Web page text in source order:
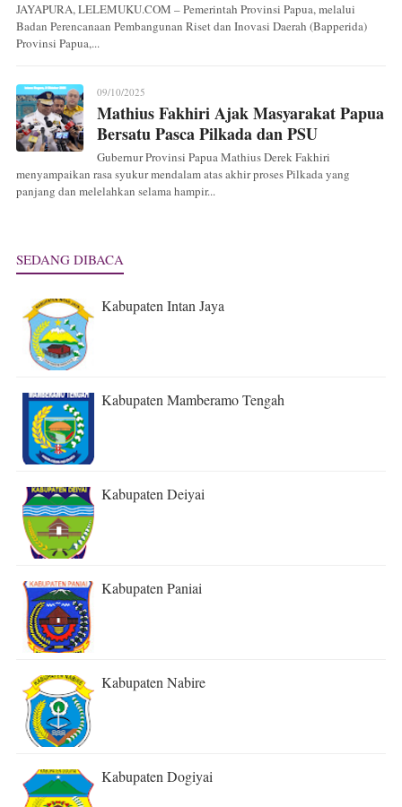
JAYAPURA, LELEMUKU.COM – Pemerintah Provinsi Papua, melalui
Badan Perencanaan Pembangunan Riset dan Inovasi Daerah (Bapperida)
Provinsi Papua,...
09/10/2025
Mathius Fakhiri Ajak Masyarakat Papua
Bersatu Pasca Pilkada dan PSU
Gubernur Provinsi Papua Mathius Derek Fakhiri
menyampaikan rasa syukur mendalam atas akhir proses Pilkada yang
panjang dan melelahkan selama hampir...
SEDANG DIBACA
Kabupaten Intan Jaya
Kabupaten Mamberamo Tengah
Kabupaten Deiyai
Kabupaten Paniai
Kabupaten Nabire
Kabupaten Dogiyai